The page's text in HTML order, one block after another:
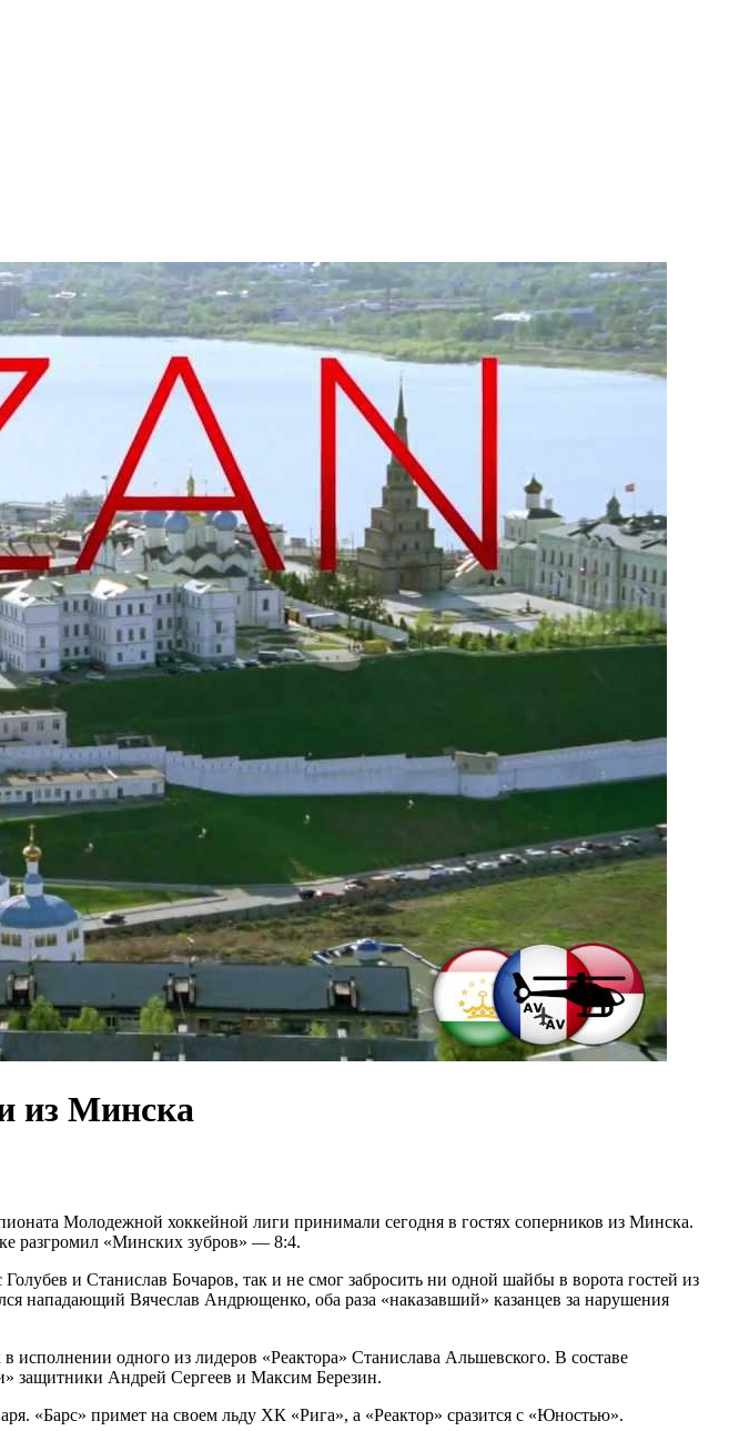
из Минска
Молодежной хоккейной лиги принимали сегодня в гостях соперников из Минска.
разгромил «Минских зубров» — 8:4.
и Станислав Бочаров, так и не смог забросить ни одной шайбы в ворота гостей из
нападающий Вячеслав Андрющенко, оба раза «наказавший» казанцев за нарушения
одного из лидеров «Реактора» Станислава Альшевского. В составе
защитники Андрей Сергеев и Максим Березин.
«Барс» примет на своем льду ХК «Рига», а «Реактор» сразится с «Юностью».